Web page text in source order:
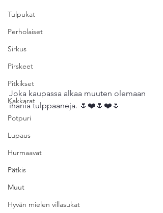
Tulpukat
Perholaiset
Sirkus
Pirskeet
Pitkikset
Kakkarat
Potpuri
Lupaus
Hurmaavat
Pätkis
Muut
Hyvän mielen villasukat
Joka kaupassa alkaa muuten olemaan
ihania tulppaaneja. 🌷❤️🌷❤️🌷